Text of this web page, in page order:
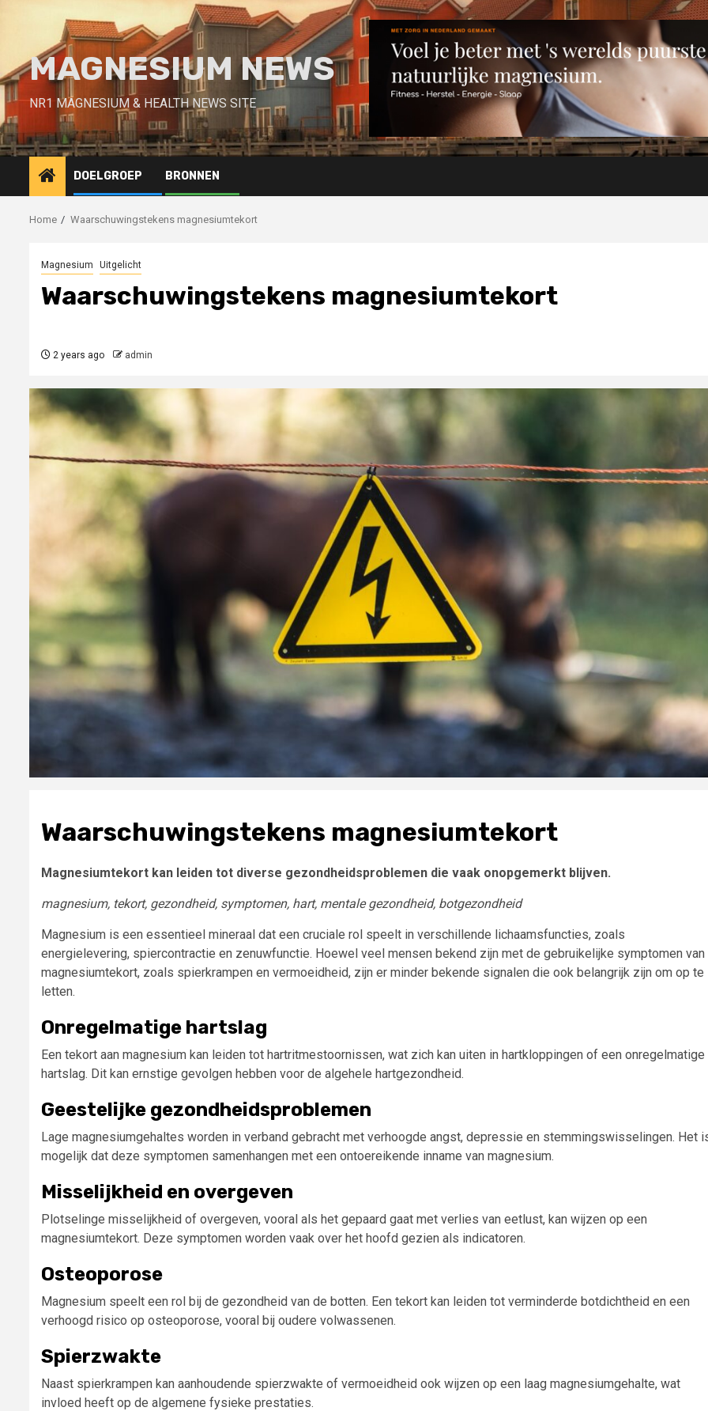
MAGNESIUM NEWS
NR1 MAGNESIUM & HEALTH NEWS SITE
DOELGROEP BRONNEN
Home Waarschuwingstekens magnesiumtekort
Magnesium Uitgelicht
Waarschuwingstekens magnesiumtekort
2 years ago admin
Waarschuwingstekens magnesiumtekort
Magnesiumtekort kan leiden tot diverse gezondheidsproblemen die vaak onopgemerkt blijven.
magnesium, tekort, gezondheid, symptomen, hart, mentale gezondheid, botgezondheid
Magnesium is een essentieel mineraal dat een cruciale rol speelt in verschillende lichaamsfuncties, zoals
energielevering, spiercontractie en zenuwfunctie. Hoewel veel mensen bekend zijn met de gebruikelijke symptomen van
magnesiumtekort, zoals spierkrampen en vermoeidheid, zijn er minder bekende signalen die ook belangrijk zijn om op te
letten.
Onregelmatige hartslag
Een tekort aan magnesium kan leiden tot hartritmestoornissen, wat zich kan uiten in hartkloppingen of een onregelmatige
hartslag. Dit kan ernstige gevolgen hebben voor de algehele hartgezondheid.
Geestelijke gezondheidsproblemen
Lage magnesiumgehaltes worden in verband gebracht met verhoogde angst, depressie en stemmingswisselingen. Het
mogelijk dat deze symptomen samenhangen met een ontoereikende inname van magnesium.
Misselijkheid en overgeven
Plotselinge misselijkheid of overgeven, vooral als het gepaard gaat met verlies van eetlust, kan wijzen op een
magnesiumtekort. Deze symptomen worden vaak over het hoofd gezien als indicatoren.
Osteoporose
Magnesium speelt een rol bij de gezondheid van de botten. Een tekort kan leiden tot verminderde botdichtheid en een
verhoogd risico op osteoporose, vooral bij oudere volwassenen.
Spierzwakte
Naast spierkrampen kan aanhoudende spierzwakte of vermoeidheid ook wijzen op een laag magnesiumgehalte, wat
invloed heeft op de algemene fysieke prestaties.